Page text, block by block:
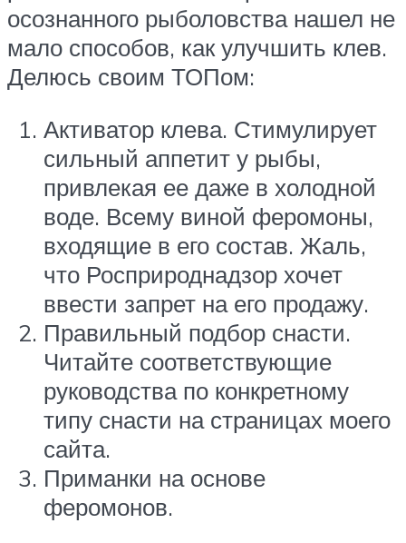
осознанного рыболовства нашел не
мало способов, как улучшить клев.
Делюсь своим ТОПом:
Активатор клева. Стимулирует
сильный аппетит у рыбы,
привлекая ее даже в холодной
воде. Всему виной феромоны,
входящие в его состав. Жаль,
что Росприроднадзор хочет
ввести запрет на его продажу.
Правильный подбор снасти.
Читайте соответствующие
руководства по конкретному
типу снасти на страницах моего
сайта.
Приманки на основе
феромонов.